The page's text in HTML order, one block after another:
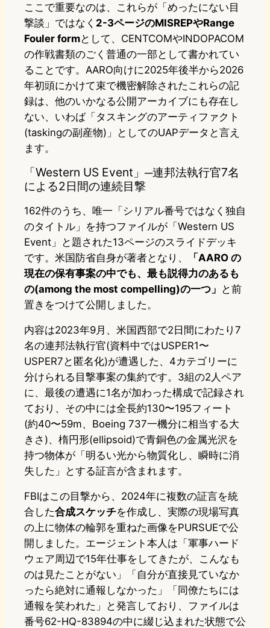
ここで重要なのは、これらが「めったにない目
撃談」ではなく 2-3ページのMISREPやRange
Fouler formとして、CENTCOMやINDOPACOM
の作戦書類のごく普通の一部として書かれてい
ることです。AARO向けに2025年後半から2026
年初頭にかけて束で機密解除されたこれらの記
録は、他のいかなる公開アーカイブにも存在し
ない、いわば「タスキングのアーティファクト
(taskingの副産物)」としてのUAPデータと言え
ます。
「Western US Event」─連邦法執行官7名
による2日間の連続目撃
162件のうち、唯一「シリアル番号ではなく独自
のタイトル」を持つファイルが「Western US
Event」と題された13ページのスライドデッキ
です。米国防省自身が著者となり、
「AARO の
現在の保有事案の中でも、最も説得力のあるも
の(among the most compelling)の一つ」 と前
置きをつけて公開しました。
内容は2023年9月、米国西部で2日間にわたり7
名の連邦法執行官(資料中ではUSPER1〜
USPER7と匿名化)が遭遇した、4カテゴリーに
分けられる目撃事案の集約です。3組の2人ペア
に、最後の遭遇に1名が加わった構成で記録され
ており、その中には全長約130〜195フィート
(約40〜59m、Boeing 737一機分に相当する大
きさ)、楕円形(ellipsoid)で青銅色の金属光沢を
持つ物体が「明るい光から物質化し、瞬時に消
失した」とする証言が含まれます。
FBIはこの目撃から、2024年に複数の証言を統
合した合成スケッチを作成し、実際の現場写真
の上に物体の輪郭を重ねた画像をPURSUEで公
開しました。エージェント本人は「軍事ハード
ウェア周辺で15年仕事をしてきたが、こんなも
のは見たことがない」「自分が直接見ていなか
ったら絶対に通報しなかった」「同僚たちには
通報を笑われた」と発言しており、ファイルは
番号62-HQ-83894の中に綴じ込まれた状態で公